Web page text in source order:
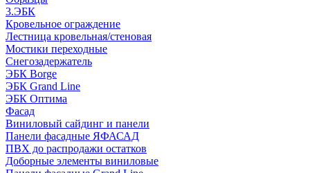
3.ЭБК
Кровельное ограждение
Лестница кровельная/стеновая
Мостики переходные
Снегозадержатель
ЭБК Borge
ЭБК Grand Line
ЭБК Оптима
Фасад
Виниловый сайдинг и панели
Панели фасадные ЯФАСАД
ПВХ до распродажи остатков
Доборные элементы виниловые